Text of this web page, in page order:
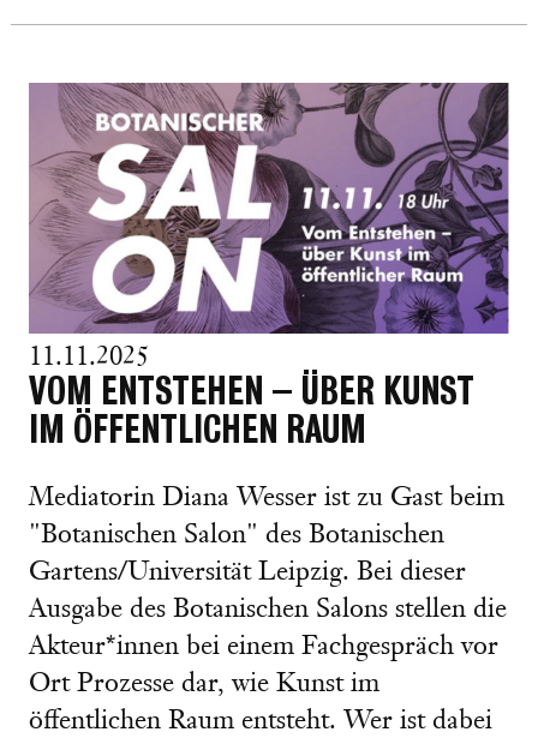
11.11.2025
VOM ENTSTEHEN – ÜBER KUNST
IM ÖFFENTLICHEN RAUM
Mediatorin Diana Wesser ist zu Gast beim
"Botanischen Salon" des Botanischen
Gartens/Universität Leipzig. Bei dieser
Ausgabe des Botanischen Salons stellen die
Akteur*innen bei einem Fachgespräch vor
Ort Prozesse dar, wie Kunst im
öffentlichen Raum entsteht. Wer ist dabei